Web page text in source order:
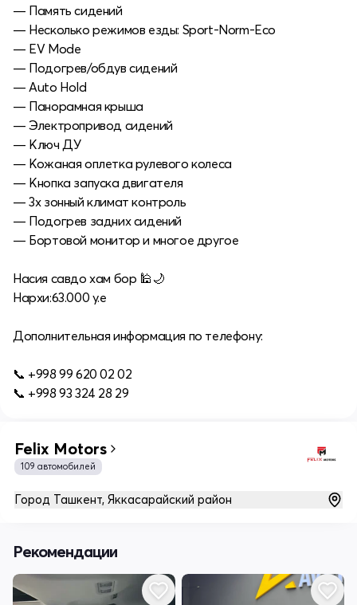
— Память сидений
— Несколько режимов езды: Sport-Norm-Eco
— EV Mode
— Подогрев/обдув сидений
— Auto Hold
— Панорамная крыша
— Электропривод сидений
— Ключ ДУ
— Кожаная оплетка рулевого колеса
— Кнопка запуска двигателя
— 3х зонный климат контроль
— Подогрев задних сидений
— Бортовой монитор и многое другое
Насия савдо хам бор 🕌🌙
Нархи:63.000 у.е
Дополнительная информация по телефону:
📞 +998 99 620 02 02
📞 +998 93 324 28 29
Felix Motors
109 автомобилей
Город Ташкент, Яккасарайский район
Рекомендации